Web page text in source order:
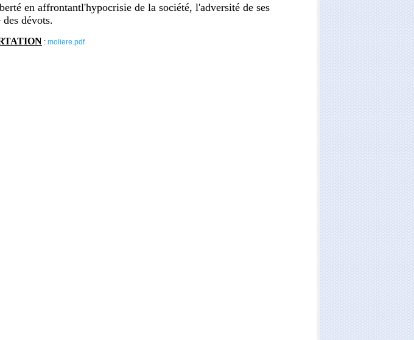
en affrontantl'hypocrisie de la société, l'adversité de ses
dévots.
: moliere.pdf